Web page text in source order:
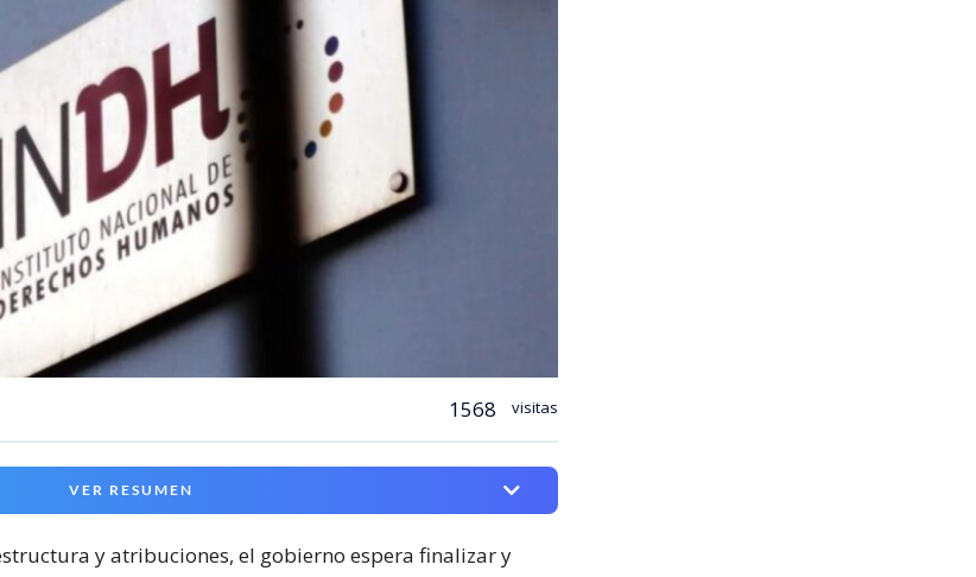
1568 visitas
VER RESUMEN
y atribuciones, el gobierno espera finalizar y